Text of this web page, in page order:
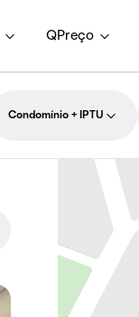
QPreço
Condomínio + IPTU